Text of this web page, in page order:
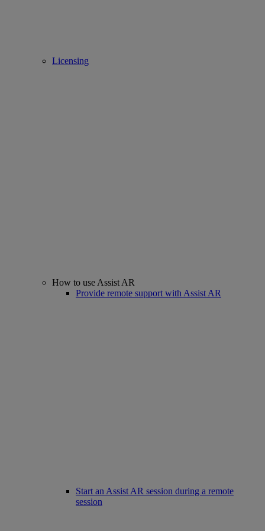
Licensing
How to use Assist AR
Provide remote support with Assist AR
Start an Assist AR session during a remote
session